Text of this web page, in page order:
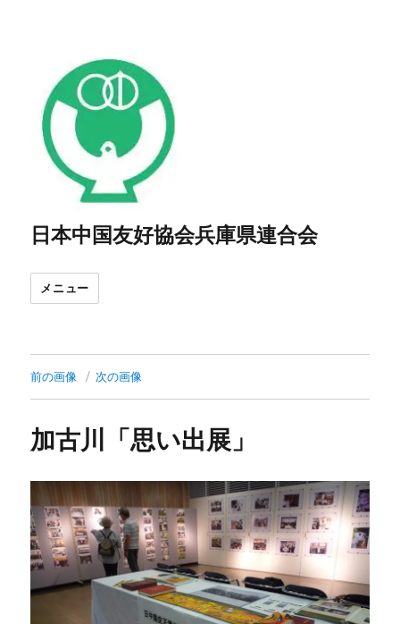
日本中国友好協会兵庫県連合会
メニュー
前の画像 次の画像
加古川「思い出展」